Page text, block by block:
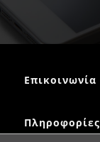
Επικοινωνία
Πληροφορίες